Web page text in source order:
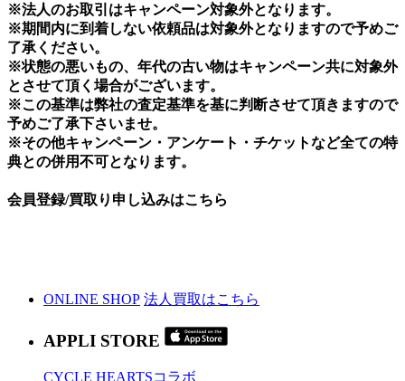
※法人のお取引はキャンペーン対象外となります。
※期間内に到着しない依頼品は対象外となりますので予めご
了承ください。
※状態の悪いもの、年代の古い物はキャンペーン共に対象外
とさせて頂く場合がございます。
※この基準は弊社の査定基準を基に判断させて頂きますので
予めご了承下さいませ。
※その他キャンペーン・アンケート・チケットなど全ての特
典との併用不可となります。
会員登録/買取り申し込みはこちら
ONLINE SHOP 法人買取はこちら
APPLI STORE
CYCLE HEARTSコラボ